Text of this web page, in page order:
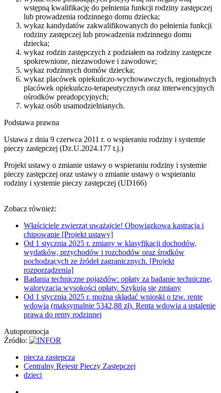
wstępną kwalifikację do pełnienia funkcji rodziny zastępczej
lub prowadzenia rodzinnego domu dziecka;
wykaz kandydatów zakwalifikowanych do pełnienia funkcji
rodziny zastępczej lub prowadzenia rodzinnego domu
dziecka;
wykaz rodzin zastępczych z podziałem na rodziny zastępcze
spokrewnione, niezawodowe i zawodowe;
wykaz rodzinnych domów dziecka;
wykaz placówek opiekuńczo-wychowawczych, regionalnych
placówek opiekuńczo-terapeutycznych oraz interwencyjnych
ośrodków preadopcyjnych;
wykaz osób usamodzielnianych.
Podstawa prawna
Ustawa z dnia 9 czerwca 2011 r. o wspieraniu rodziny i systemie
pieczy zastępczej (Dz.U.2024.177 t.j.)
Projekt ustawy o zmianie ustawy o wspieraniu rodziny i systemie
pieczy zastępczej oraz ustawy o zmianie ustawy o wspieraniu
rodziny i systemie pieczy zastępczej (UD166)
Zobacz również:
Właściciele zwierząt uważajcie! Obowiązkowa kastracja i
chipowanie [Projekt ustawy]
Od 1 stycznia 2025 r. zmiany w klasyfikacji dochodów,
wydatków, przychodów i rozchodów oraz środków
pochodzących ze źródeł zagranicznych. [Projekt
rozporządzenia]
Badania techniczne pojazdów: opłaty za badanie techniczne,
waloryzacja wysokości opłaty. Szykują się zmiany
Od 1 stycznia 2025 r. można składać wnioski o tzw. rentę
wdowią (maksymalnie 5342,88 zł). Renta wdowia a ustalenie
prawa do renty rodzinnej
Autopromocja
Źródło:
piecza zastępcza
Centralny Rejestr Pieczy Zastępczej
dzieci